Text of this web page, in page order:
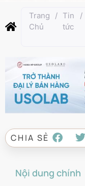
Trang
Chủ
/ Tin
tức
/
CHIA SẺ
Nội dung chính